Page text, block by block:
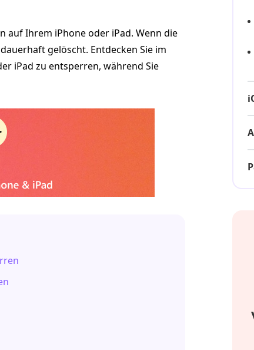
auf Ihrem iPhone oder iPad. Wenn die
gelöscht. Entdecken Sie im
iPad zu entsperren, während Sie